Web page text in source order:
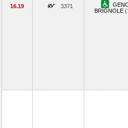
16.19 3371
BRIGNOLE